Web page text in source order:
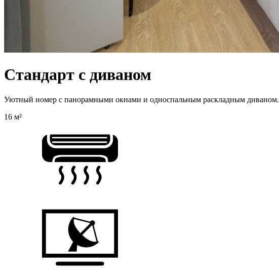
Стандарт с диваном
Уютный номер с панорамными окнами и односпальным раскладным диваном.
16 м²